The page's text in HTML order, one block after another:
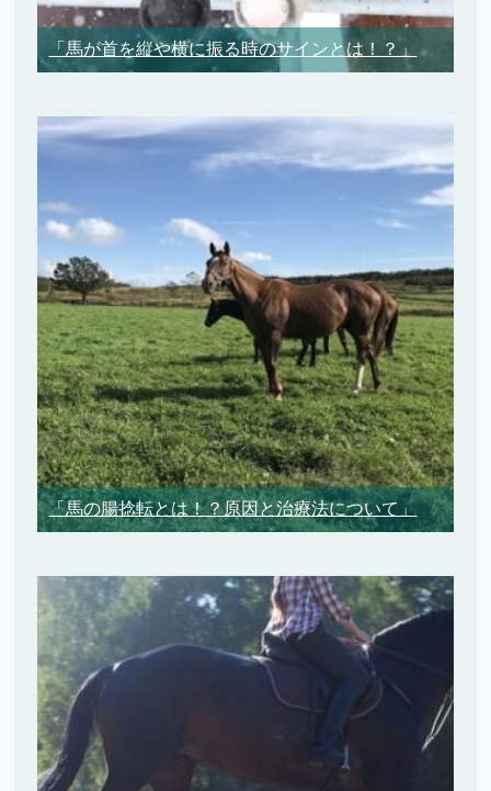
「馬が首を縦や横に振る時のサインとは！？」
「馬の腸捻転とは！？原因と治療法について」